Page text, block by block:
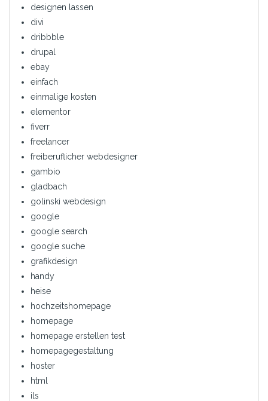
designen lassen
divi
dribbble
drupal
ebay
einfach
einmalige kosten
elementor
fiverr
freelancer
freiberuflicher webdesigner
gambio
gladbach
golinski webdesign
google
google search
google suche
grafikdesign
handy
heise
hochzeitshomepage
homepage
homepage erstellen test
homepagegestaltung
hoster
html
ils